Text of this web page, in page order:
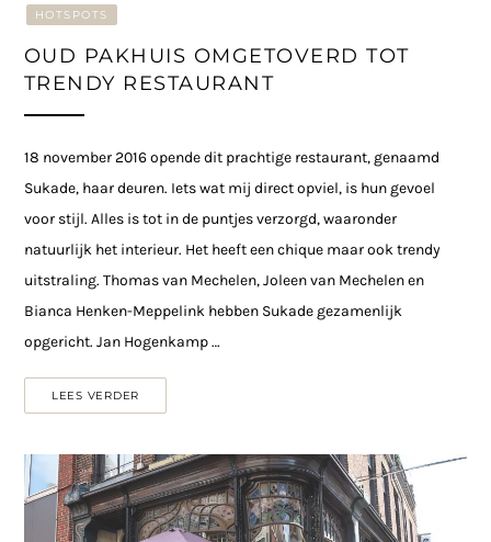
HOTSPOTS
OUD PAKHUIS OMGETOVERD TOT
TRENDY RESTAURANT
18 november 2016 opende dit prachtige restaurant, genaamd
Sukade, haar deuren. Iets wat mij direct opviel, is hun gevoel
voor stijl. Alles is tot in de puntjes verzorgd, waaronder
natuurlijk het interieur. Het heeft een chique maar ook trendy
uitstraling. Thomas van Mechelen, Joleen van Mechelen en
Bianca Henken-Meppelink hebben Sukade gezamenlijk
opgericht. Jan Hogenkamp …
LEES VERDER